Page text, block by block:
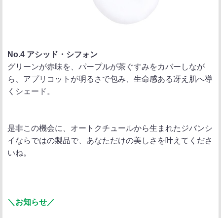
No.4 アシッド・シフォン
グリーンが赤味を、パープルが茶ぐすみをカバーしなが
ら、アプリコットが明るさで包み、生命感ある冴え肌へ導
くシェード。
是非この機会に、オートクチュールから生まれたジバンシ
イならではの製品で、あなただけの美しさを叶えてくださ
いね。
＼お知らせ／